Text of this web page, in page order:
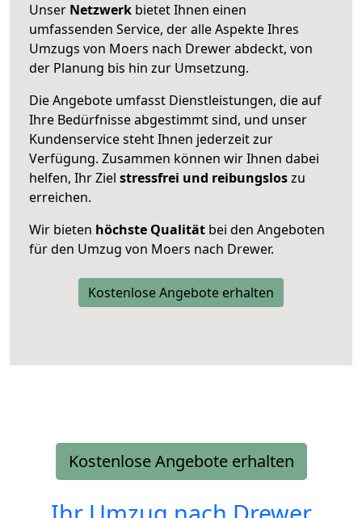
Unser Netzwerk bietet Ihnen einen
umfassenden Service, der alle Aspekte Ihres
Umzugs von Moers nach Drewer abdeckt, von
der Planung bis hin zur Umsetzung.
Die Angebote umfasst Dienstleistungen, die auf
Ihre Bedürfnisse abgestimmt sind, und unser
Kundenservice steht Ihnen jederzeit zur
Verfügung. Zusammen können wir Ihnen dabei
helfen, Ihr Ziel stressfrei und reibungsloszu
erreichen.
Wir bieten höchste Qualität bei den Angeboten
für den Umzug von Moers nach Drewer.
Kostenlose Angebote erhalten
Kostenlose Angebote erhalten